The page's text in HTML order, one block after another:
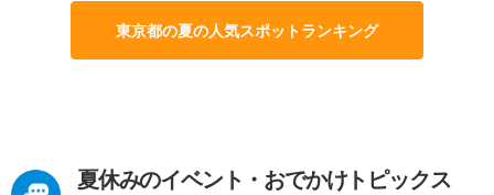
東京都の夏の人気スポットランキング
夏休みのイベント・おでかけトピックス